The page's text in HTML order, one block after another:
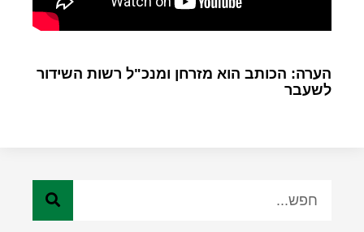
הערה: הכותב הוא מזרחן ומנכ"ל רשות השידור
לשעבר